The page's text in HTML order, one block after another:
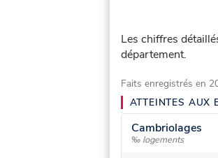
Les chiffres
département.
Faits enregistrés en
ATTEINTES AUX
Cambriolages
‰ logements